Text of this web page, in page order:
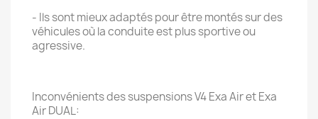
- Ils sont mieux adaptés pour être montés sur des
véhicules où la conduite est plus sportive ou
agressive.
Inconvénients des suspensions V4 Exa Air et Exa
Air DUAL: